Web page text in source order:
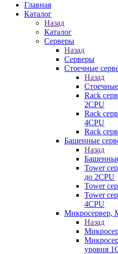
Главная
Каталог
Назад
Каталог
Серверы
Назад
Серверы
Стоечные
Назад
Rack
2CPU
Rack
4CPU
Rack
Башенные
Назад
Tower
до 2CPU
Tower
Tower
4CPU
Микросервер,
Назад
уровня